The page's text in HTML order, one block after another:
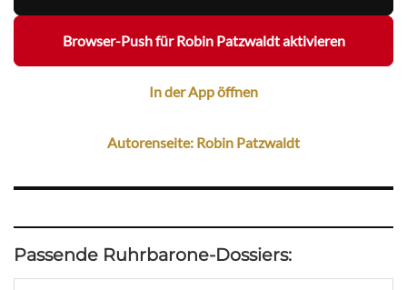
Browser-Push für Robin Patzwaldt aktivieren
In der App öffnen
Autorenseite: Robin Patzwaldt
Passende Ruhrbarone-Dossiers: